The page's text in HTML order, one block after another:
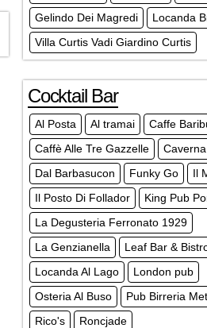
Gelindo Dei Magredi
Locanda
Villa Curtis Vadi Giardino Curtis
Cocktail Bar
Al Posta Al tramai
Caffe
Caffè Alle Tre Gazzelle
Dal Barbasucon
Funky Go
Il
Il Posto Di Follador
King Pub
La Degusteria Ferronato 1929
La Genzianella
Leaf Bar &
Locanda Al Lago
London pub
Osteria Al Buso
Pub Birreria
Rico's
Roncjade